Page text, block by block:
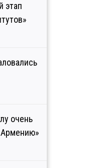
этап
очень